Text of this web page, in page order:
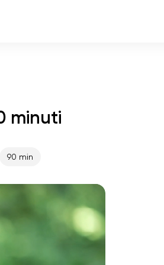
minuti
90 min